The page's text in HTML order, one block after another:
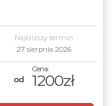
Najbliższy termin
27 sierpnia 2026
1200zł